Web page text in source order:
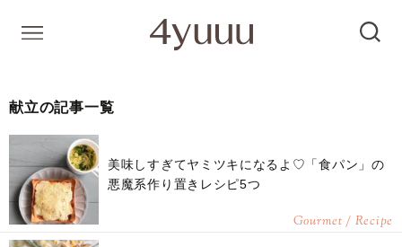
献立の記事一覧
美味しすぎてヤミツキになるよ♡「食パン」の
悪魔系作り置きレシピ5つ
Gourmet / Recipe